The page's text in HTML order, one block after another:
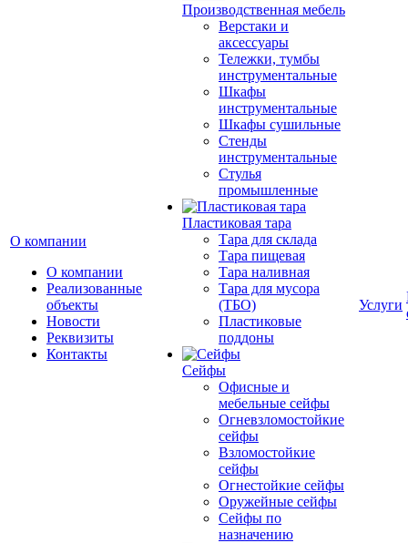
О компании
О компании
Реализованные
объекты
Новости
Реквизиты
Контакты
Производственная мебель
Верстаки и
аксессуары
Тележки, тумбы
инструментальные
Шкафы
инструментальные
Шкафы сушильные
Стенды
инструментальные
Cтулья
промышленные
Пластиковая тара
Тара для склада
Тара пищевая
Тара наливная
Тара для мусора
(ТБО)
Пластиковые
поддоны
Сейфы
Офисные и
мебельные сейфы
Огневзломостойкие
сейфы
Взломостойкие
сейфы
Огнестойкие сейфы
Оружейные сейфы
Сейфы по
назначению
Услуги